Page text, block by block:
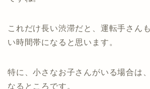
これだけ長い渋滞だと、運転手さん
い時間帯になると思います。
特に、小さなお子さんがいる場合は
なるところです。